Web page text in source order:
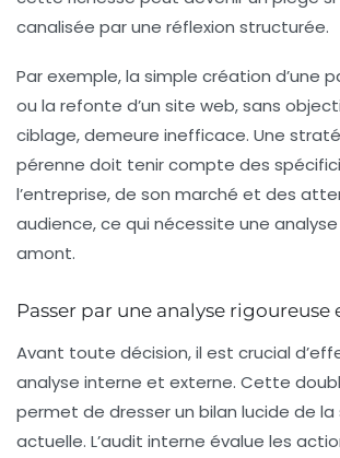
canalisée par une réflexion structurée.
Par exemple, la simple création d’une
ou la refonte d’un site web, sans
ciblage, demeure inefficace. Une
pérenne doit tenir compte des
l’entreprise, de son marché et des
audience, ce qui nécessite une
amont.
Passer par une analyse rigoureuse
Avant toute décision, il est crucial
analyse interne et externe. Cette
permet de dresser un bilan lucide de
actuelle. L’audit interne évalue les